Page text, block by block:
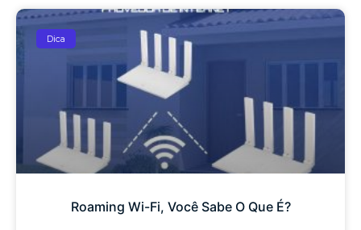
Dica
Roaming Wi-Fi, Você Sabe O Que É?